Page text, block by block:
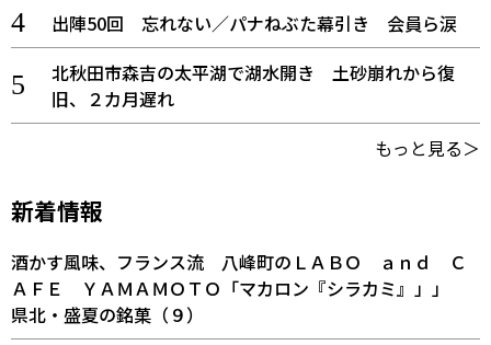
出陣50回 忘れない／パナねぶた幕引き 会員ら涙
北秋田市森吉の太平湖で湖水開き 土砂崩れから復
旧、２カ月遅れ
もっと見る＞
新着情報
酒かす風味、フランス流 八峰町のＬＡＢＯ ａｎｄ Ｃ
ＡＦＥ ＹＡＭＡＭＯＴＯ「マカロン『シラカミ』」」
県北・盛夏の銘菓（９）